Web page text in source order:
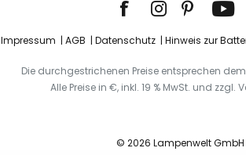
Impressum AGB Datenschutz Hinweis zur
Die durchgestrichenen Preise entsprechen dem
Alle Preise in €, inkl. 19 % MwSt. und zzgl.
© 2026 Lampenwelt GmbH